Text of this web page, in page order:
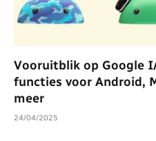
Vooruitblik op Google
functies voor Android,
meer
24/04/2025